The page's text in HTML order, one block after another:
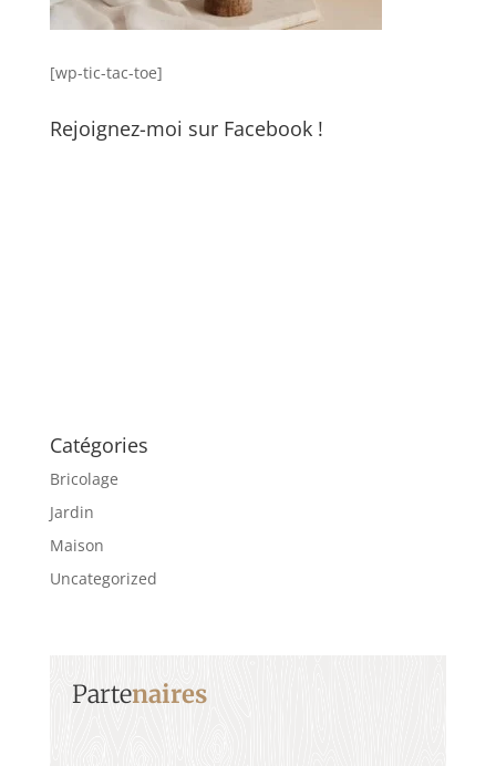
[wp-tic-tac-toe]
Rejoignez-moi sur Facebook !
Catégories
Bricolage
Jardin
Maison
Uncategorized
Partenaires